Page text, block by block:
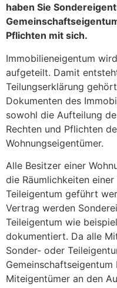
haben Sie
Pflichten mit sich.
Immobilieneigentum
aufgeteilt. Damit
Teilungserklärung
Dokumenten des
sowohl die Aufteilung
Rechten und Pflichten
Wohnungseigentümer.
Alle Besitzer einer
die Räumlichkeiten
Teileigentum geführt
Vertrag werden
Teileigentum wie
dokumentiert. Da alle
Sonder- oder
Miteigentümer an den